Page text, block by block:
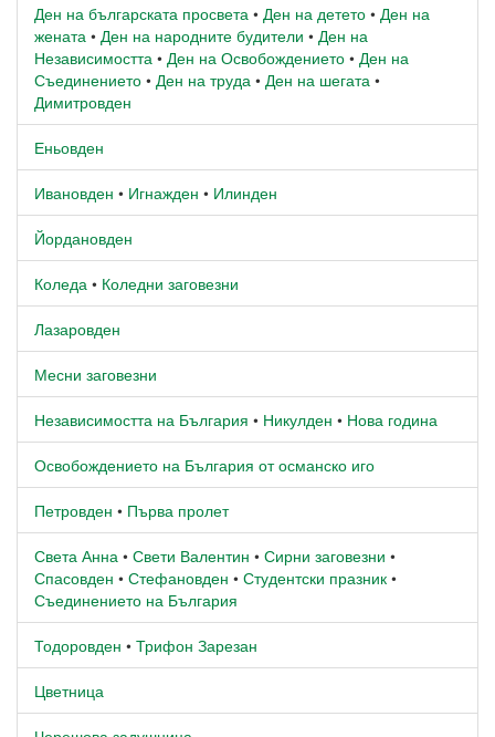
Ден на българската просвета • Ден на детето • Ден на
жената • Ден на народните будители • Ден на
Независимостта • Ден на Освобождението • Ден на
Съединението • Ден на труда • Ден на шегата •
Димитровден
Еньовден
Ивановден • Игнажден • Илинден
Йордановден
Коледа • Коледни заговезни
Лазаровден
Месни заговезни
Независимостта на България • Никулден • Нова година
Освобождението на България от османско иго
Петровден • Първа пролет
Света Анна • Свети Валентин • Сирни заговезни •
Спасовден • Стефановден • Студентски празник •
Съединението на България
Тодоровден • Трифон Зарезан
Цветница